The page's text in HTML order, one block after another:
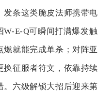
发条这类脆皮法师携带电
E-Q可瞬间打满爆发触
就能完成单杀；对阵亚
换征服者符文，依靠持续
。六级解锁大招后迎来第